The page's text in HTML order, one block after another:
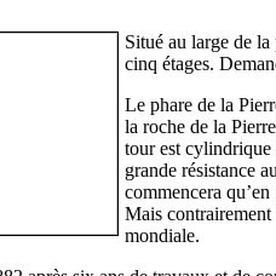
Situé au large de
cinq étages.
Le phare de la
la roche de la
tour est cylindrique
grande résistance
commencera
Mais contrairement
mondiale.